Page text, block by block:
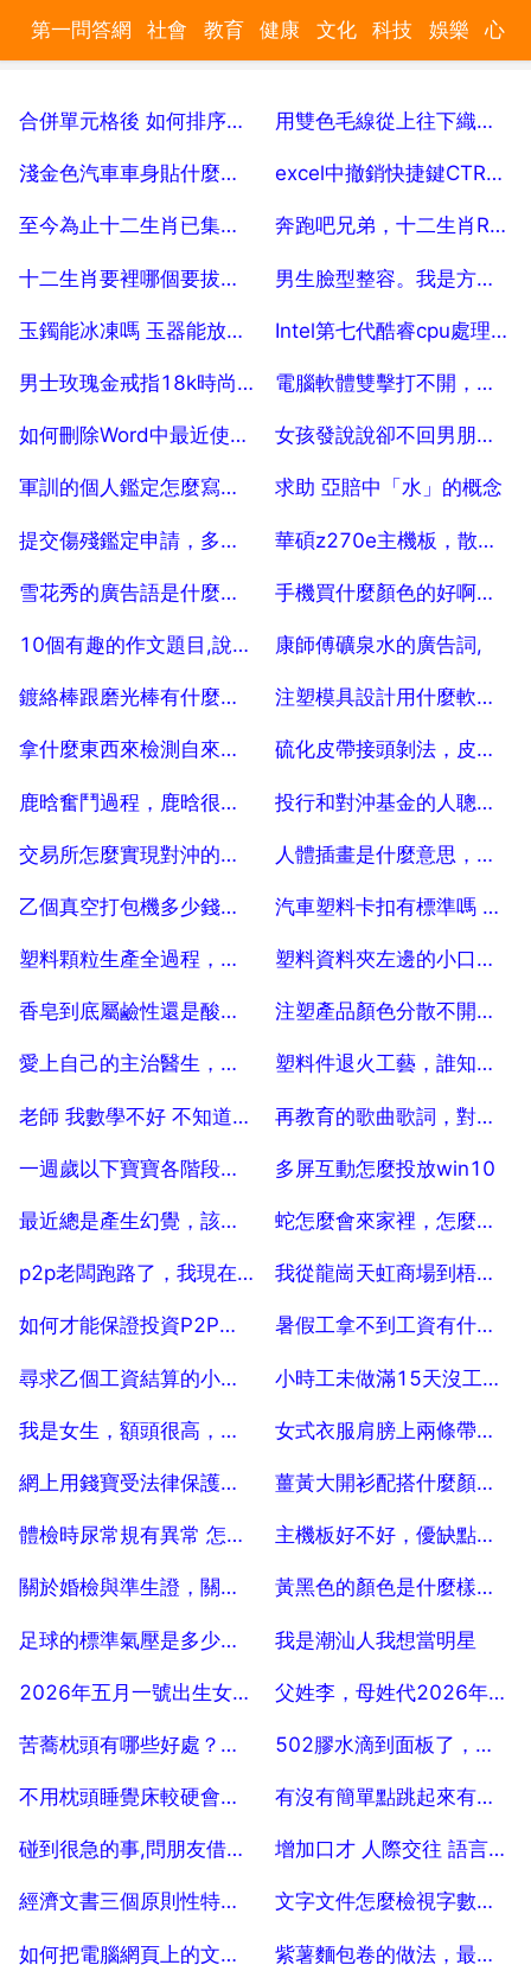
第一問答網 社會 教育 健康 文化 科技 娛樂 心
合併單元格後 如何排序，excel合併單元格後怎麼排序
2025-07-25
用雙色毛線從上往下織毛衣怎樣織
2025-07-25
淺金色汽車車身貼什麼花比較好看？
2025-07-25
excel中撤銷快捷鍵CTRL Z不起作用是怎麼回事？
2025-07-25
至今為止十二生肖已集齊幾個
2025-07-25
奔跑吧兄弟，十二生肖R傳在哪個電子書裡看？
2025-07-25
十二生肖要裡哪個要拔皮？
2025-07-25
男生臉型整容。我是方臉。整瓜子臉。多少錢。
2025-07-25
玉鐲能冰凍嗎 玉器能放進冰箱裡嗎
2025-07-25
Intel第七代酷睿cpu處理器有哪些優勢
2025-07-25
男士玫瑰金戒指18k時尚彩金au750多少錢
2025-07-25
電腦軟體雙擊打不開，只能右擊選擇開啟
2025-07-25
如何刪除Word中最近使用文件中的任意乙個文件
2025-07-25
女孩發說說卻不回男朋友資訊為什麼 10
2025-07-25
軍訓的個人鑑定怎麼寫，高一軍訓填的個人鑑定怎麼寫
2025-07-25
求助 亞賠中「水」的概念
2025-07-25
提交傷殘鑑定申請，多久能通知鑑定。
2025-07-25
華碩z270e主機板，散熱電源線如何連線
2025-07-25
雪花秀的廣告語是什麼，雪花秀套裝軟文怎麼寫
2025-07-25
手機買什麼顏色的好啊。請詳解謝謝 謝謝了啊。
2025-07-25
10個有趣的作文題目,說說為什麼有趣
2025-07-25
康師傅礦泉水的廣告詞,
2025-07-25
鍍絡棒跟磨光棒有什麼區別
2025-07-25
注塑模具設計用什麼軟體好？
2025-07-25
拿什麼東西來檢測自來水的ph值
2025-07-25
硫化皮帶接頭剝法，皮帶機接頭的硫化方法
2025-07-25
鹿晗奮鬥過程，鹿晗很努力的事蹟
2025-07-25
投行和對沖基金的人聰明和優秀到什麼程度
2025-07-25
交易所怎麼實現對沖的，怎樣盈利呢
2025-07-25
人體插畫是什麼意思，插畫跨頁是什麼意思
2025-07-25
乙個真空打包機多少錢，真空包裝機一臺多少錢
2025-07-25
汽車塑料卡扣有標準嗎 汽車塑料件國家標準
2025-07-25
塑料顆粒生產全過程，塑料顆粒的整個生產流程是怎麼樣的？
2025-07-25
塑料資料夾左邊的小口袋是做什麼用的
2025-07-25
香皂到底屬鹼性還是酸性，怎麼看出香皂是酸性的還是鹼性的
2025-07-25
注塑產品顏色分散不開是什麼原因
2025-07-25
愛上自己的主治醫生，控制不住感情怎麼辦？
2025-07-25
塑料件退火工藝，誰知道幫忙提供點資料
2025-07-25
老師 我數學不好 不知道適合學工程造價麼
2025-07-25
再教育的歌曲歌詞，對教育的歌詞有那些
2025-07-25
一週歲以下寶寶各階段發育的正常值
2025-07-25
多屏互動怎麼投放win10
2025-07-25
最近總是產生幻覺，該怎麼辦
2025-07-25
蛇怎麼會來家裡，怎麼防止蛇跑到家裡來
2025-07-25
p2p老闆跑路了，我現在該怎麼辦
2025-07-25
我從龍崗天虹商場到梧桐山怎麼坐車呢
2025-07-25
如何才能保證投資P2P的資金安全
2025-07-25
暑假工拿不到工資有什麼辦法
2025-07-25
尋求乙個工資結算的小軟體,
2025-07-25
小時工未做滿15天沒工資合法嗎
2025-07-25
我是女生，額頭很高，想剪齊劉海，但額頭兩邊頭髮太少了，剪得會好看嗎？
2025-07-25
女式衣服肩膀上兩條帶子是幹什麼用的。
2025-07-25
網上用錢寶受法律保護嗎 到期沒還,要坐牢嗎
2025-07-25
薑黃大開衫配搭什麼顏色打底衫好？
2025-07-25
體檢時尿常規有異常 怎麼辦
2025-07-25
主機板好不好，優缺點，技嘉 B250
2025-07-25
關於婚檢與準生證，關於結婚婚檢，準生證
2025-07-25
黃黑色的顏色是什麼樣子，黃色跟黑色混在一起是什麼顏色？
2025-07-25
足球的標準氣壓是多少，足球比賽中 標準足球的氣壓是多少
2025-07-25
我是潮汕人我想當明星
2025-07-25
2026年五月一號出生女孩姓黃起什麼名字好
2025-07-25
父姓李，母姓代2026年1月18日出生的女孩取什麼名子
2025-07-25
苦蕎枕頭有哪些好處？苦蕎枕頭好不好用？
2025-07-25
502膠水滴到面板了，怎麼清洗？
2025-07-25
不用枕頭睡覺床較硬會造成頭疼嗎
2025-07-25
有沒有簡單點跳起來有很帥氣的舞蹈？
2025-07-25
碰到很急的事,問朋友借錢怎麼開口
2025-07-25
增加口才 人際交往 語言藝術方面的書籍有哪些
2025-07-25
經濟文書三個原則性特點有哪三個特點
2025-07-25
文字文件怎麼檢視字數，如何檢視TXT文件內容的字數
2025-07-25
如何把電腦網頁上的文字轉換成TXT弄到手機裡？ 紫薯麵包卷的做法，最健康可口的紫薯餡怎麼做